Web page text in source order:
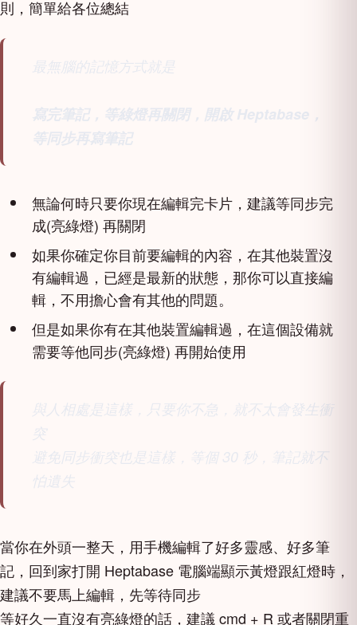
則，簡單給各位總結
最無腦的記憶方式就是
寫完筆記，等綠燈再關閉，開啟 Heptabase，
等同步再寫筆記
無論何時只要你現在編輯完卡片，建議等同步完
成(亮綠燈) 再關閉
如果你確定你目前要編輯的內容，在其他裝置沒
有編輯過，已經是最新的狀態，那你可以直接編
輯，不用擔心會有其他的問題。
但是如果你有在其他裝置編輯過，在這個設備就
需要等他同步(亮綠燈) 再開始使用
與人相處是這樣，只要你不急，就不太會發生衝
突
避免同步衝突也是這樣，等個 30 秒，筆記就不
怕遺失
當你在外頭一整天，用手機編輯了好多靈感、好多筆
記，回到家打開 Heptabase 電腦端顯示黃燈跟紅燈時，
建議不要馬上編輯，先等待同步
等好久一直沒有亮綠燈的話，建議 cmd + R 或者關閉重